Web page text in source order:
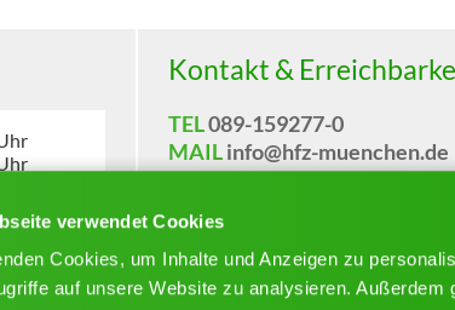
verwendet Cookies
Cookies, um Inhalte und Anzeigen zu
auf unsere Website zu analysieren. Außerdem
Kontakt &
TEL089-159277-0
MAILinfo@hfz-muenchen.de